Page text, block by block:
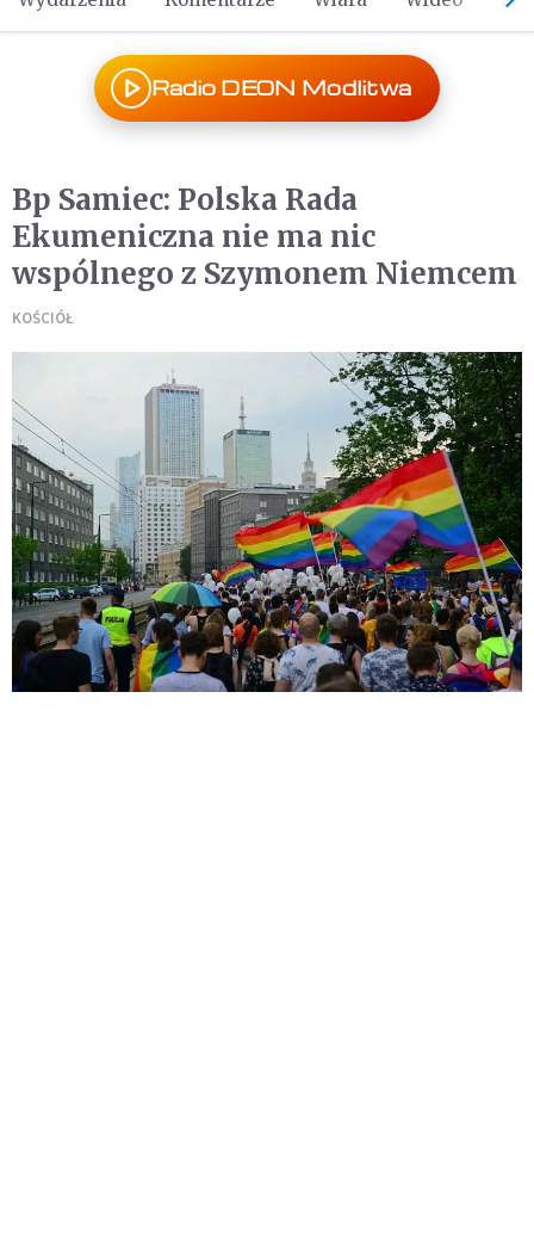
Radio DEON Modlitwa
Bp Samiec: Polska Rada
Ekumeniczna nie ma nic
wspólnego z Szymonem Niemcem
KOŚCIÓŁ